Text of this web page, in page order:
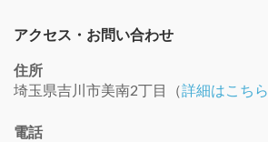
アクセス・お問い合わせ
住所
埼玉県吉川市美南2丁目（詳細はこちら
電話